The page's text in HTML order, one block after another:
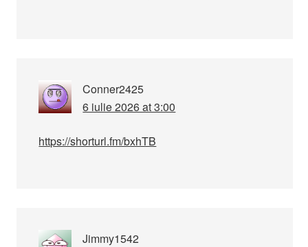
Conner2425
6 iulie 2026 at 3:00
https://shorturl.fm/bxhTB
Jimmy1542